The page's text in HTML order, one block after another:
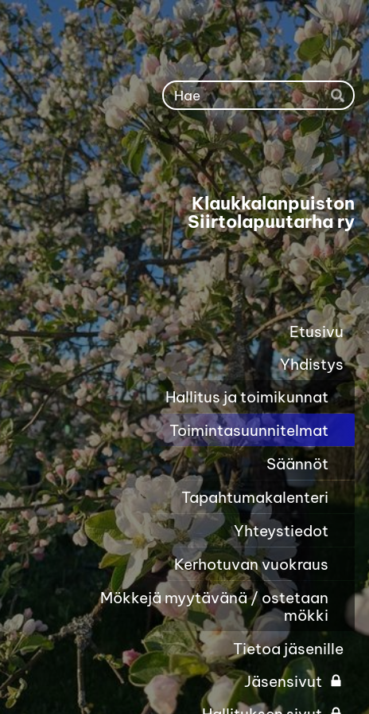
Siirry
sivun
sisältöön
Hae
Klaukkalanpuiston
Siirtolapuutarha ry
Etusivu
Yhdistys
Hallitus ja toimikunnat
Toimintasuunnitelmat
Säännöt
Tapahtumakalenteri
Yhteystiedot
Kerhotuvan vuokraus
Mökkejä myytävänä / ostetaan
mökki
Tietoa jäsenille
Jäsensivut